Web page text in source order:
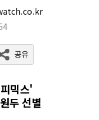
믹스'
두 선별